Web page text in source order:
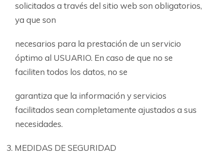
solicitados a través del sitio web son obligatorios,
ya que son
necesarios para la prestación de un servicio
óptimo al USUARIO. En caso de que no se
faciliten todos los datos, no se
garantiza que la información y servicios
facilitados sean completamente ajustados a sus
necesidades.
MEDIDAS DE SEGURIDAD